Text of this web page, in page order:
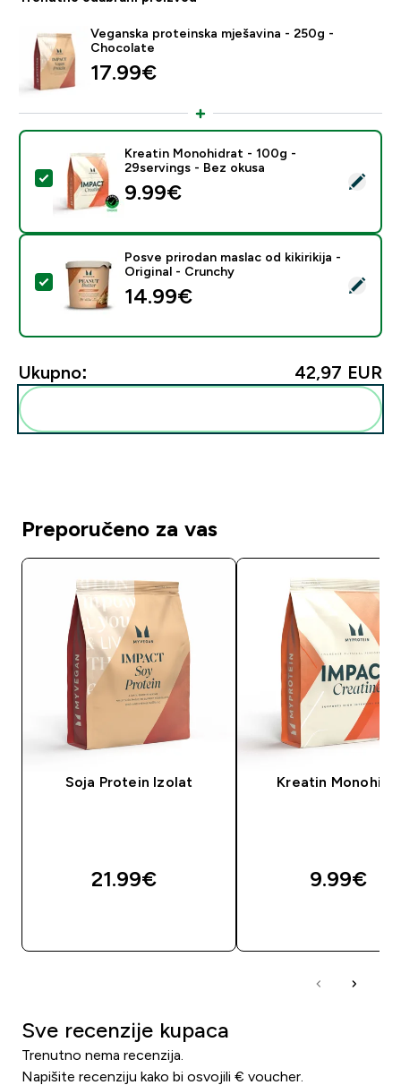
Veganska proteinska mješavina - 250g -
Chocolate
17.99€‎
Odaberi ovaj proizvod - Kreatin Monohidrat - 100g -
Kreatin Monohidrat - 100g -
29servings - Bez okusa
9.99€‎
Odaberi ovaj proizvod - Posve prirodan maslac od
Posve prirodan maslac od kikirikija -
Original - Crunchy
14.99€‎
Ukupno: 42,97 EUR‎
Preporučeno za vas
Soja Protein Izolat
21.99€‎
Kreatin
9.99€‎
Sve recenzije kupaca
Trenutno nema recenzija.
Napišite recenziju kako bi osvojili € voucher.